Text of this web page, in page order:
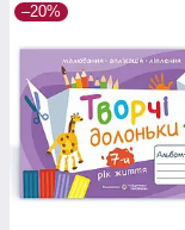
–20%